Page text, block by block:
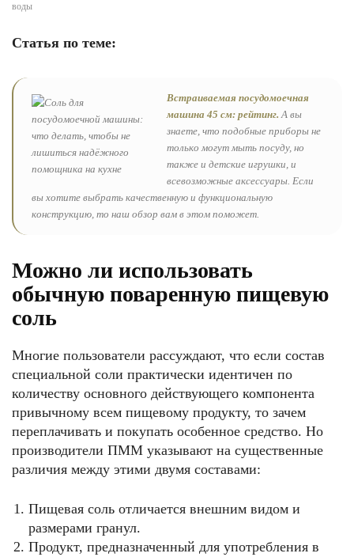
воды
Статья по теме:
Встраиваемая посудомоечная
машина 45 см: рейтинг. А вы
знаете, что подобные приборы не
только могут мыть посуду, но
также и детские игрушки, и
всевозможные аксессуары. Если
вы хотите выбрать качественную и функциональную
конструкцию, то наш обзор вам в этом поможет.
Можно ли использовать
обычную поваренную пищевую
соль
Многие пользователи рассуждают, что если состав
специальной соли практически идентичен по
количеству основного действующего компонента
привычному всем пищевому продукту, то зачем
переплачивать и покупать особенное средство. Но
производители ПММ указывают на существенные
различия между этими двумя составами:
Пищевая соль отличается внешним видом и
размерами гранул.
Продукт, предназначенный для употребления в